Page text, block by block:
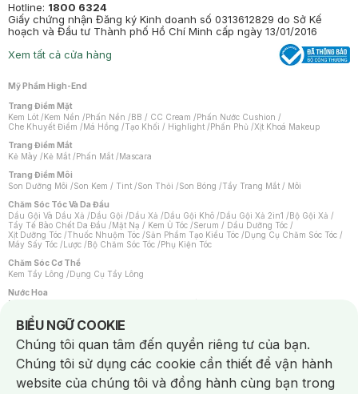
Hotline: 1800 6324
Giấy chứng nhận Đăng ký Kinh doanh số 0313612829 do Sở Kế
hoạch và Đầu tư Thành phố Hồ Chí Minh cấp ngày 13/01/2016
Xem tất cả cửa hàng
Mỹ Phẩm High-End
Trang Điểm Mặt
Kem Lót /Kem Nền /Phấn Nền /BB / CC Cream /Phấn Nước Cushion /
Che Khuyết Điểm /Má Hồng /Tạo Khối / Highlight /Phấn Phủ /Xịt Khoá Makeup
Trang Điểm Mắt
Kẻ Mày /Kẻ Mắt /Phấn Mắt /Mascara
Trang Điểm Môi
Son Dưỡng Môi /Son Kem / Tint /Son Thỏi /Son Bóng /Tẩy Trang Mắt / Môi
Chăm Sóc Tóc Và Da Đầu
Dầu Gội Và Dầu Xả /Dầu Gội /Dầu Xả /Dầu Gội Khô /Dầu Gội Xả 2in1 /Bộ Gội Xả /
Tẩy Tế Bào Chết Da Đầu /Mặt Nạ / Kem Ủ Tóc /Serum / Dầu Dưỡng Tóc /
Xịt Dưỡng Tóc /Thuốc Nhuộm Tóc /Sản Phẩm Tạo Kiểu Tóc /Dụng Cụ Chăm Sóc Tóc /
Máy Sấy Tóc /Lược /Bộ Chăm Sóc Tóc /Phụ Kiện Tóc
Chăm Sóc Cơ Thể
Kem Tẩy Lông /Dụng Cụ Tẩy Lông
Nước Hoa
Nước Hoa Nữ
Chăm Sóc Cá Nhân
Chống Muỗi /Khẩu Trang /Máy Massage/Mặt Nạ Xông Hơi /Nước Rửa Tay/
Sản Phẩm Chăm Sóc Khác /Bàn Chải Đánh Răng /Bàn Chải Điện/
Hỗ Trợ Trắng Răng/Kem Đánh Răng /Máy Tăm Nước/ Nước Súc Miệng/
Tăm / Chỉ Nha Khoa/ Xịt Thơm Miệng / Dung Dịch Vệ Sinh/Dưỡng Vùng Kín/
Khăn Ướt Vệ Sinh Vùng Kín/Băng Vệ Sinh/Tampon/Bọt Cạo Râu /Dao Cạo Râu/
Máy Cạo Râu
BIỂU NGỮ COOKIE
Notice about cookies usage
Chúng tôi quan tâm đến quyền riêng tư của bạn.
Chúng tôi sử dụng các cookie cần thiết để vận hành
website của chúng tôi và đồng hành cùng bạn trong